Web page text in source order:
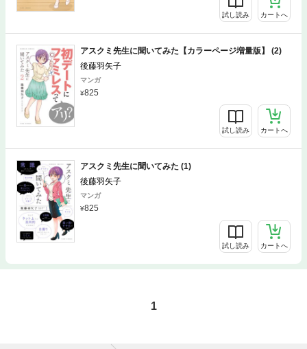
試し読み カートへ
アスクミ先生に聞いてみた【カラーページ増量版】 (2)
後藤羽矢子
マンガ
825
試し読み カートへ
アスクミ先生に聞いてみた (1)
後藤羽矢子
マンガ
825
試し読み カートへ
1